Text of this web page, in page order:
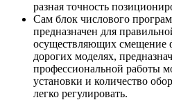
разная точность
Сам блок числового
предназначен для
осуществляющих смещение
дорогих моделях,
профессиональной работы
установки и количество
легко регулировать.